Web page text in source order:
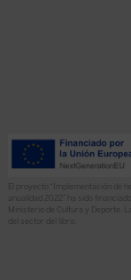
El proyecto “Implementación de
anualidad 2022” ha sido
Ministerio de Cultura y Deporte.
del sector del libro.